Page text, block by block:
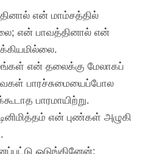
என் மாம்சத்தில்
என் பாவத்தினால் என்
என் தலைக்கு மேலாகப்
பாரச்சுமையைப்போல
பாரமாயிற்று.
என் புண்கள் அழுகி
ஒடுங்கினேன்;